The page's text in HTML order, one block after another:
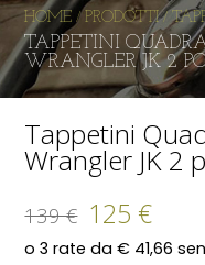
HOME /PRODOTTI/
TAPPETINI
WRANGLER JK 2
Tappetini
Wrangler JK 2
139 € 125 €